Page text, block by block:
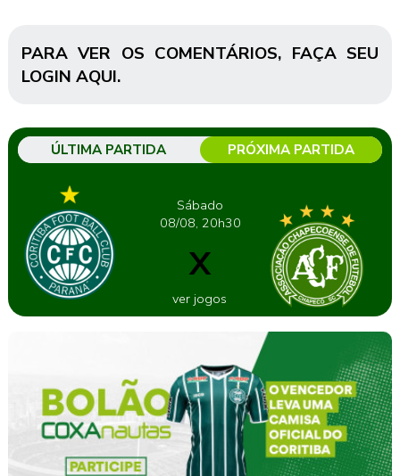
PARA VER OS COMENTÁRIOS, FAÇA SEU
LOGIN AQUI.
ÚLTIMA PARTIDA PRÓXIMA PARTIDA
Sábado
08/08, 20h30
X
ver jogos